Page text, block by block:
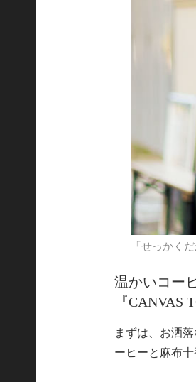
「せっかく
温かいコー
『CANVAS
まずは、お洒
ーヒーと麻布